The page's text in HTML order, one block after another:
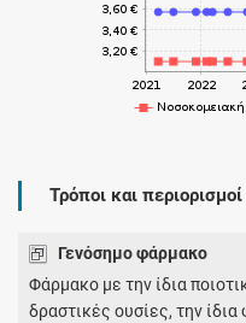
Τρόποι και
Γενόσημο φάρμακο
Φάρμακο με την ίδια
δραστικές ουσίες, την